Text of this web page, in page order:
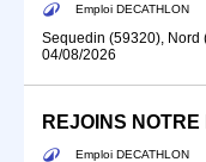
Emploi DECATHLON
Sequedin (59320), Nord
04/08/2026
Emploi DECATHLON